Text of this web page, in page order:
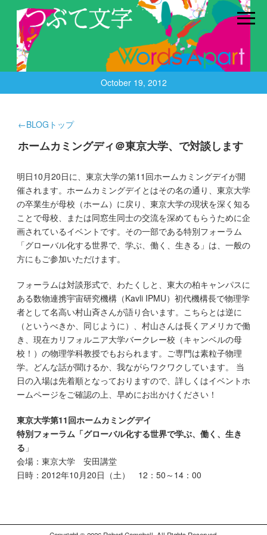
October 19, 2012
←BLOGトップ
ホームカミングディ＠東京大学、で対談します
明日10月20日に、東京大学の第11回ホームカミングデイが開
催されます。ホームカミングデイとはその名の通り、東京大学
の卒業生が母校（ホーム）に戻り、東京大学の現状を深く知る
ことで母校、または同窓生同士の交流を深めてもらうために企
画されているイベントです。その一部である特別フォーラム
「グローバル化する世界で、学ぶ、働く、生きる」は、一般の
方にもご参加いただけます。
フォーラムは対談形式で、わたくしと、東大の柏キャンパスに
ある数物連携宇宙研究機構（Kavli IPMU）初代機構長で物理学
者として名高い村山斉さんが語り合います。こちらとは逆に
（というべきか、同じように）、村山さんは長くアメリカで働
き、現在カリフォルニア大学バークレー校（キャンベルの母
校！）の物理学科教授でもおられます。ご専門は素粒子物理
学。どんな話が聞けるか、我ながらワクワクしています。 当
日の入場は先着順となっておりますので、詳しくはイベントホ
ームページをご確認の上、早めにお出かけください！
東京大学第11回ホームカミングデイ
特別フォーラム「グローバル化する世界で学ぶ、働く、生き
る 」
会場：東京大学 安田講堂
日時：2012年10月20日（土） 12：50～14：00